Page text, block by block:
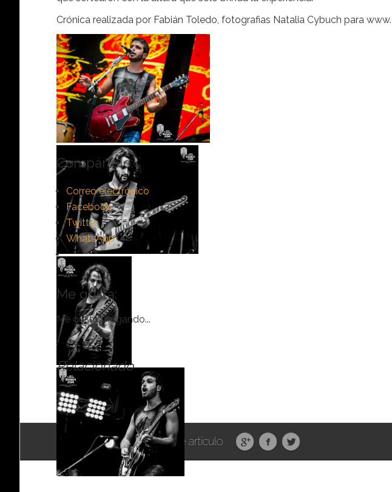
Crónica realizada por Fabián Toledo, fotografias Natalia Cybuch para
Compártelo:
Correo electrónico
Facebook
Twitter
WhatsApp
Me gusta:
Me gusta Cargando...
Relacionado
Compartir este artículo